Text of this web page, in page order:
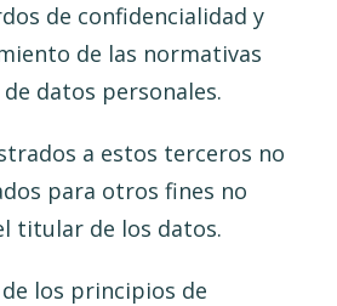
de confidencialidad y
de las normativas
datos personales.
a estos terceros no
para otros fines no
titular de los datos.
los principios de